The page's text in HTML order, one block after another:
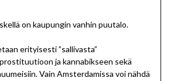
on kaupungin vanhin puutalo.
erityisesti ”sallivasta”
ja kannabikseen sekä
Vain Amsterdamissa voi nähdä